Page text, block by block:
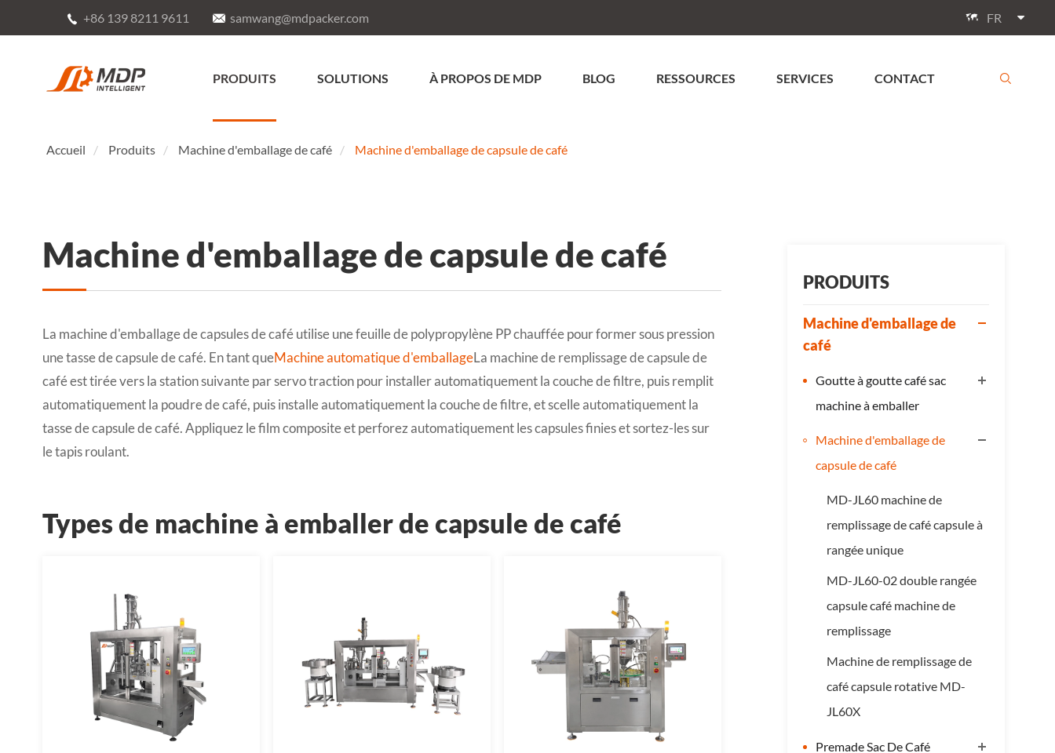
 +86 139 8211 9611  samwang@mdpacker.com  FR
PRODUITS SOLUTIONS À PROPOS DE MDP BLOG RESSOURCES SERVICES CONTACT 
Accueil Produits Machine d'emballage de café Machine d'emballage de capsule de café
Machine d'emballage de capsule de café
La machine d'emballage de capsules de café utilise une feuille de polypropylène PP chauffée pour former sous pression
une tasse de capsule de café. En tant queMachine automatique d'emballageLa machine de remplissage de capsule de
café est tirée vers la station suivante par servo traction pour installer automatiquement la couche de filtre, puis remplit
automatiquement la poudre de café, puis installe automatiquement la couche de filtre, et scelle automatiquement la
tasse de capsule de café. Appliquez le film composite et perforez automatiquement les capsules finies et sortez-les sur
le tapis roulant.
Types de machine à emballer de capsule de café
PRODUITS
Machine d'emballage de
café
Goutte à goutte café sac
machine à emballer
Machine d'emballage de
capsule de café
MD-JL60 machine de
remplissage de café capsule à
rangée unique
MD-JL60-02 double rangée
capsule café machine de
remplissage
Machine de remplissage de
café capsule rotative MD-
JL60X
Premade Sac De Café